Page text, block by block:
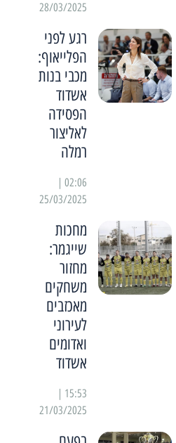
28/03/2025
רגע לפני
הפלייאוף:
מכבי בנות
אשדוד
הפסידה
לאליצור
רמלה
25/03/2025
מחכות
שייגמר:
מחזור
משחקים
מאכזבים
לעירוני
ואדומים
אשדוד
21/03/2025